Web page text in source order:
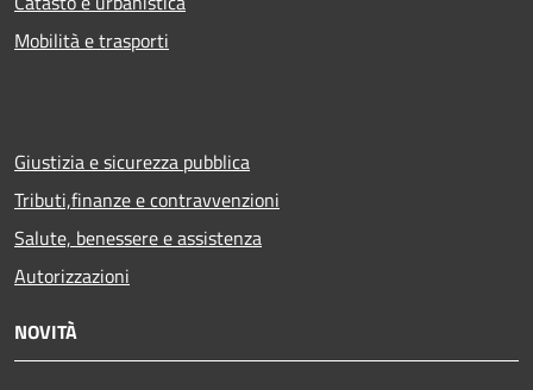
Mobilità e trasporti
Giustizia e sicurezza pubblica
Tributi,finanze e contravvenzioni
Salute, benessere e assistenza
Autorizzazioni
NOVITÀ